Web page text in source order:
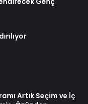
Artık Seçim ve İç